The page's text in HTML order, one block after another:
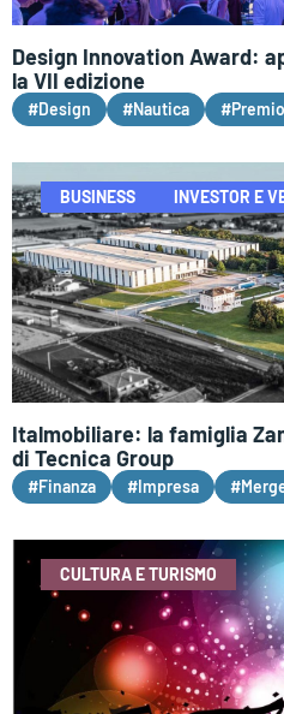
Design Innovation Award:
la VII edizione
#Design #Nautica #Premio
BUSINESS INVESTOR E
Italmobiliare: la famiglia
di Tecnica Group
#Finanza #Impresa
CULTURA E TURISMO